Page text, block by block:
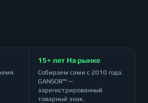
15+ лет На рынке
Собираем сами с 2010 года.
GANSOR™ —
зарегистрированный
товарный знак.